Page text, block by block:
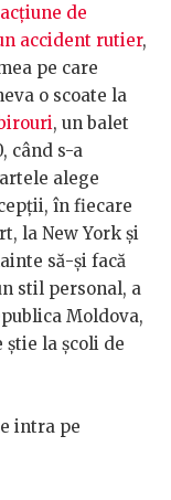
de
accident rutier,
pe care
o scoate la
, un balet
când s-a
alege
în fiecare
la New York și
să-și facă
stil personal, a
Moldova,
știe la școli de
intra pe